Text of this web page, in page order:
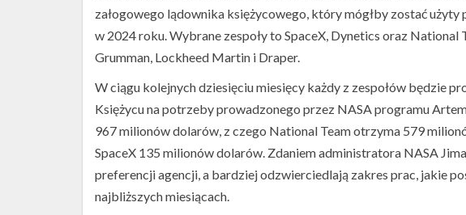
załogowego lądownika księżycowego, który mógłby zostać
w 2024 roku. Wybrane zespoły to SpaceX, Dynetics oraz
Grumman, Lockheed Martin i Draper.
W ciągu kolejnych dziesięciu miesięcy każdy z zespołów będzie
Księżycu na potrzeby prowadzonego przez NASA programu
967 milionów dolarów, z czego National Team otrzyma 579
SpaceX 135 milionów dolarów. Zdaniem administratora NASA
preferencji agencji, a bardziej odzwierciedlają zakres prac, jakie
najbliższych miesiącach.